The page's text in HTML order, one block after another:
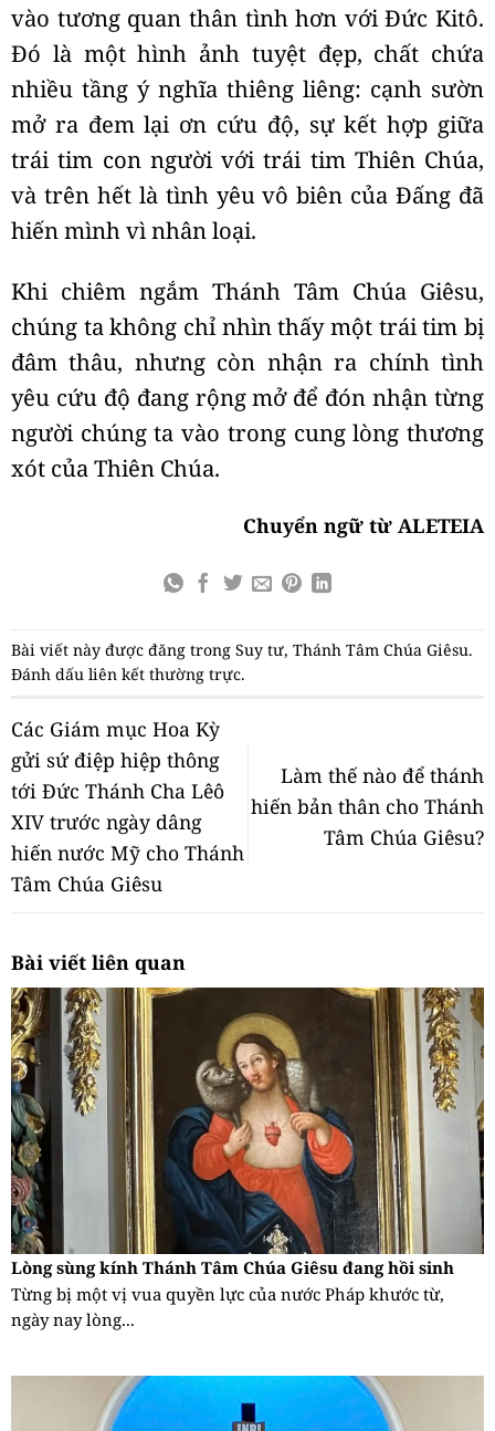
vào tương quan thân tình hơn với Đức Kitô.
Đó là một hình ảnh tuyệt đẹp, chất chứa
nhiều tầng ý nghĩa thiêng liêng: cạnh sườn
mở ra đem lại ơn cứu độ, sự kết hợp giữa
trái tim con người với trái tim Thiên Chúa,
và trên hết là tình yêu vô biên của Đấng đã
hiến mình vì nhân loại.
Khi chiêm ngắm Thánh Tâm Chúa Giêsu,
chúng ta không chỉ nhìn thấy một trái tim bị
đâm thâu, nhưng còn nhận ra chính tình
yêu cứu độ đang rộng mở để đón nhận từng
người chúng ta vào trong cung lòng thương
xót của Thiên Chúa.
Chuyển ngữ từ ALETEIA
Bài viết này được đăng trong Suy tư, Thánh Tâm Chúa Giêsu.
Đánh dấu liên kết thường trực.
Các Giám mục Hoa Kỳ
gửi sứ điệp hiệp thông
tới Đức Thánh Cha Lêô
XIV trước ngày dâng
hiến nước Mỹ cho Thánh
Tâm Chúa Giêsu
Làm thế nào để thánh
hiến bản thân cho Thánh
Tâm Chúa Giêsu?
Bài viết liên quan
Lòng sùng kính Thánh Tâm Chúa Giêsu đang hồi sinh
Từng bị một vị vua quyền lực của nước Pháp khước từ,
ngày nay lòng...